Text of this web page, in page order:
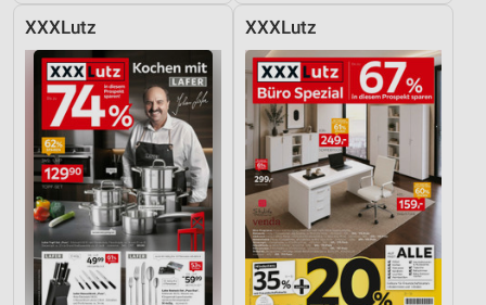
XXXLutz XXXLutz